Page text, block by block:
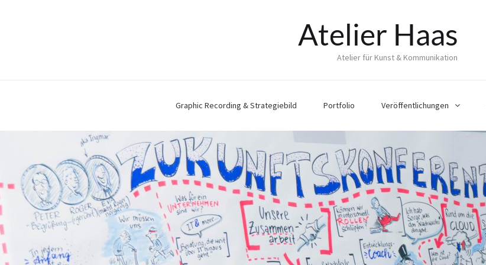
Atelier Haas
Atelier für Kunst & Kommunikation
Graphic Recording & Strategiebild Portfolio Veröffentlichungen